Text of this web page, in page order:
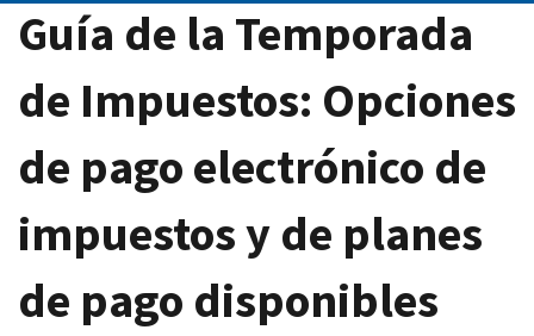
Guía de la Temporada
de Impuestos: Opciones
de pago electrónico de
impuestos y de planes
de pago disponibles